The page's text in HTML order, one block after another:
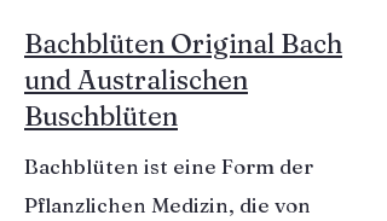
Bachblüten Original Bach
und Australischen
Buschblüten
Bachblüten ist eine Form der
Pflanzlichen Medizin, die von